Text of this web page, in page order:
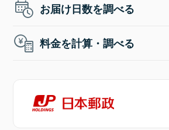
お届け日数を調べる
料金を計算・調べる